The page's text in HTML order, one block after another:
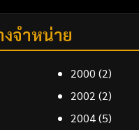
จำหน่าย
2000 (2)
2002 (2)
2004(5)